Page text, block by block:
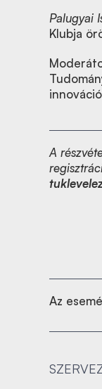
Palugyai
Klubja
A
Az